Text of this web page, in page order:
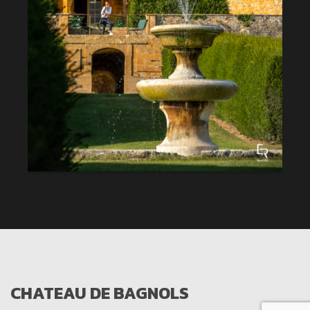
CHATEAU DE BAGNOLS